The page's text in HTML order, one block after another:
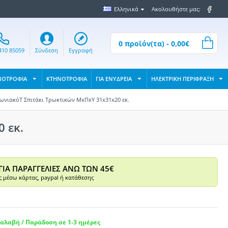
Ελληνικά Ακολουθήστε μας:
85059 Σύνδεση Εγγραφή
0 προϊόν(τα) - 0,00€
ΚΤΗΝΟΤΡΟΦΙΑ ΓΙΑ ΕΝΥΔΡΕΙΑ ΗΛΕΚΤΡΙΚΗ ΠΕΡΙΦΡΑΞΗ
Σπιτάκι Τρωκτικών ΜxΠxΥ 31x31x20 εκ.
εκ.
ΠΑΡΑΓΓΕΛΙΕΣ ΑΝΩ ΤΩΝ 45€
μέσω κάρτας, paypal ή κατάθεσης
/ Παράδοση σε 1-3 ημέρες